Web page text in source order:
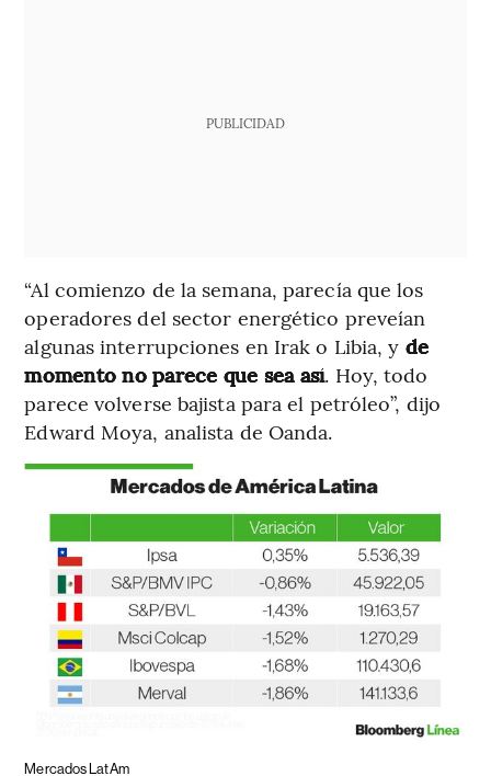
PUBLICIDAD
“Al comienzo de la semana, parecía que los
operadores del sector energético preveían
algunas interrupciones en Irak o Libia, y de
momento no parece que sea así. Hoy, todo
parece volverse bajista para el petróleo”, dijo
Edward Moya, analista de Oanda.
Mercados LatAm